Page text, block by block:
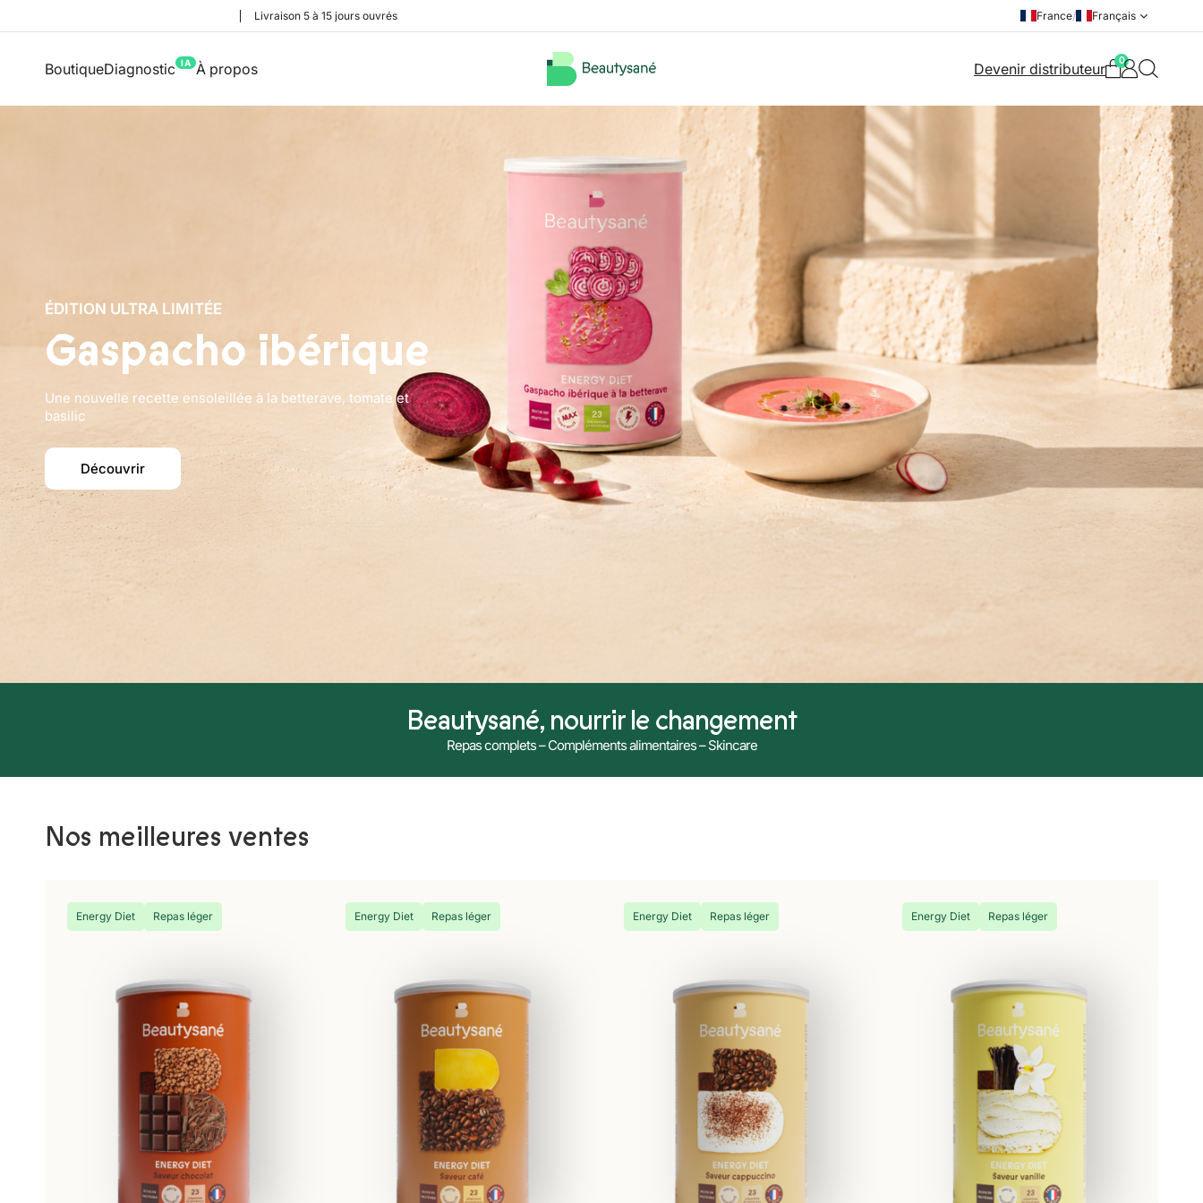
Livraison 5 à 15 jours ouvrés France/ Français
BoutiqueDiagnostic IA À propos Devenir distributeur 0
ÉDITION ULTRA LIMITÉE
Gaspacho ibérique
Une nouvelle recette ensoleillée à la betterave, tomate et
basilic
Découvrir
Beautysané, nourrir le changement
Repas complets – Compléments alimentaires – Skincare
Nos meilleures ventes
Energy Diet Repas léger Energy Diet Repas léger Energy Diet Repas léger Energy Diet Repas léger